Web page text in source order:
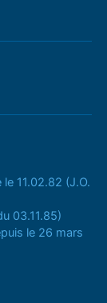
11.02.82 (J.O.
03.11.85)
le 26 mars